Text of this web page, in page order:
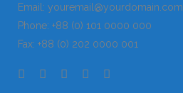
Email: youremail@yourdomain.com
Phone: +88 (0) 101 0000 000
Fax: +88 (0) 202 0000 001